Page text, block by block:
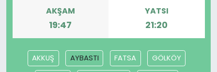
AKŞAM
19:47
YATSI
21:20
AKKUŞ AYBASTI FATSA
GÖLKÖY